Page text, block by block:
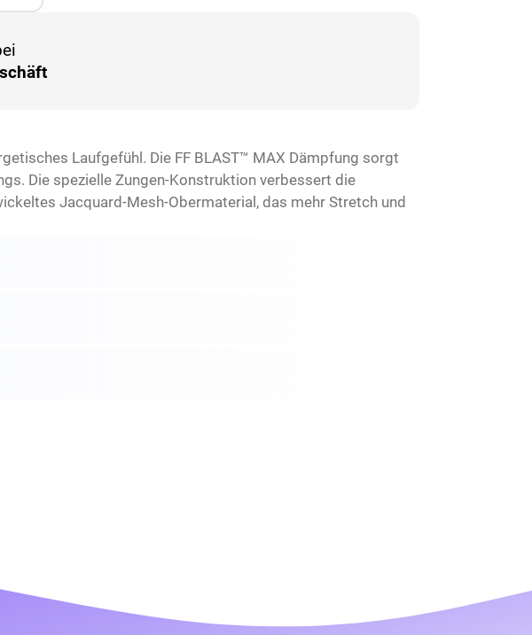
Laufgefühl. Die FF BLAST™ MAX Dämpfung sorgt
Die spezielle Zungen-Konstruktion verbessert die
Jacquard-Mesh-Obermaterial, das mehr Stretch und